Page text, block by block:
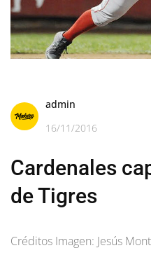
admin
16/11/2016
Cardenales
de Tigres
Créditos Imagen: Jesús